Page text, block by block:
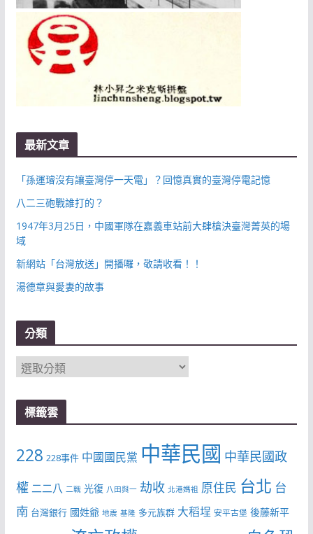
最新文章
「孫運璿沒有讓臺灣停一天電」？回憶真實的臺灣停電記憶
八二三砲戰誰打的？
1947年3月25日，中國軍隊在嘉義車站前大肆槍決臺灣菁英的場
域
新網站「台灣放送」開播囉，敬請收看！！
湯德章與愛妻的故事
分類
分
類
標籤雲
228 228事件 中國國民黨 中華民國 中華民國政
權 二二八 二戰 光復 八田與一 劫收 北港媽祖 原住民 台北 台
南 台灣銀行 國姓爺 地震 基隆 多元族群 大稻埕 安平古堡 後藤新平